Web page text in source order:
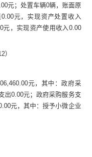
元；处置车辆0辆，账面原
0.00元，实现资产处置收入
元 ，实现资产使用收入0.00
）
元，其中：政府采
出0.00元；政府采购服务支
元，其中：授予小微企业